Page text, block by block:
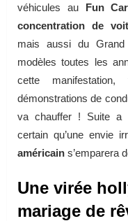
véhicules au Fun
concentration de
mais aussi du
modèles toutes les
cette
démonstrations de
va chauffer ! Suite a
certain qu’une envie
américain s’emparera
Une virée
mariage de